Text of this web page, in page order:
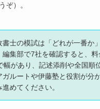
ぞ）。
書士の模試は「どれが一番か
集部で7社を確認すると、
があり、記述添削や全国順
ガルートや伊藤塾と役割が分
めてください。